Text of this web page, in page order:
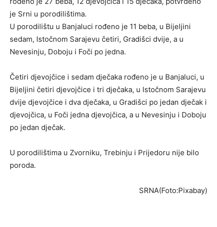
je Srni u porodilištima.
U porodilištu u Banjaluci rođeno je 11 beba, u Bijeljini
sedam, Istočnom Sarajevu četiri, Gradišci dvije, a u
Nevesinju, Doboju i Foči po jedna.
Četiri djevojčice i sedam dječaka rođeno je u Banjaluci, u
Bijeljini četiri djevojčice i tri dječaka, u Istočnom Sarajevu
dvije djevojčice i dva dječaka, u Gradišci po jedan dječak i
djevojčica, u Foči jedna djevojčica, a u Nevesinju i Doboju
po jedan dječak.
U porodilištima u Zvorniku, Trebinju i Prijedoru nije bilo
poroda.
SRNA(Foto:Pixabay)